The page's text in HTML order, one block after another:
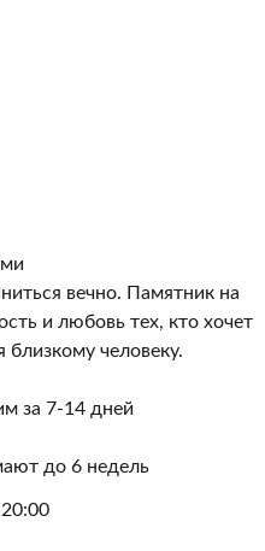
вечно. Памятник на
и любовь тех, кто хочет
близкому человеку.
за 7-14 дней
до 6 недель